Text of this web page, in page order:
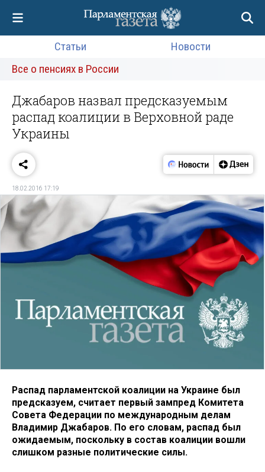
Статьи
Новости
Все о пенсиях в России
Джабаров назвал предсказуемым
распад коалиции в Верховной раде
Украины
18.02.2016 17:19
Распад парламентской коалиции на Украине был
предсказуем, считает первый зампред Комитета
Совета Федерации по международным делам
Владимир Джабаров. По его словам, распад был
ожидаемым, поскольку в состав коалиции вошли
слишком разные политические силы.